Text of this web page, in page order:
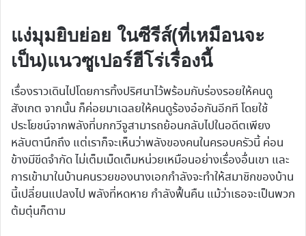
แง่มุมยิบย่อย ในซีรีส์(ที่เหมือนจะ
เป็น)แนวซูเปอร์ฮีโร่เรื่องนี้
เรื่องราวเดินไปโดยการทิ้งปริศนาไว้พร้อมกับร่องรอยให้คนดู
สังเกต จากนั้น ก็ค่อยมาเฉลยให้คนดูร้องอ๋อกันอีกที โดยใช้
ประโยชน์จากพลังที่บกกวีจูสามารถย้อนกลับไปในอดีตเพียง
หลับตานึกถึง แต่เราก็จะเห็นว่าพลังของคนในครอบครัวนี้ ค่อน
ข้างมีขีดจำกัด ไม่เต็มเม็ดเต็มหน่วยเหมือนอย่างเรื่องอื่นเขา และ
การเข้ามาในบ้านคนรวยของนางเอกกำลังจะทำให้สมาชิกของบ้าน
นี้เปลี่ยนแปลงไป พลังที่หดหาย กำลังฟื้นคืน แม้ว่าเธอจะเป็นพวก
ต้มตุ๋นก็ตาม